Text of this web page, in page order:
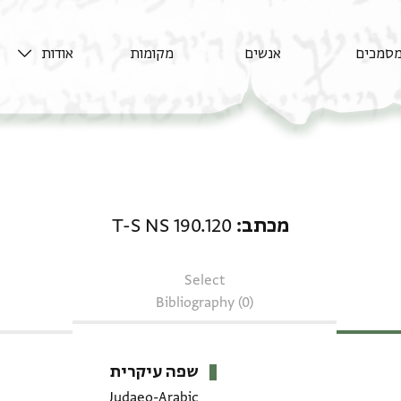
מסמכים אנשים מקומות אודות
מכתב T-S NS 190.120
Select
Bibliography (0)
שפה עיקרית